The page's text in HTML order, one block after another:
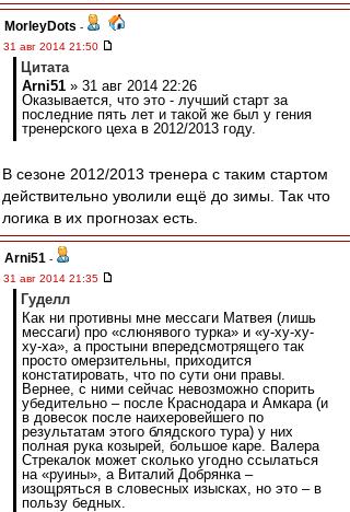
MorleyDots -
31 авг 2014 21:50
Цитата
Arni51 » 31 авг 2014 22:26
Оказывается, что это - лучший старт за
последние пять лет и такой же был у гения
тренерского цеха в 2012/2013 году.
В сезоне 2012/2013 тренера с таким стартом
действительно уволили ещё до зимы. Так что
логика в их прогнозах есть.
Arni51 -
31 авг 2014 21:35
Гуделл
Как ни противны мне мессаги Матвея (лишь
мессаги) про «слюнявого турка» и «у-ху-ху-
ху-ха», а простыни впередсмотрящего так
просто омерзительны, приходится
констатировать, что по сути они правы.
Вернее, с ними сейчас невозможно спорить
убедительно – после Краснодара и Амкара (и
в довесок после наихеровейшего по
результатам этого блядского тура) у них
полная рука козырей, большое каре. Валера
Стрекалок может сколько угодно ссылаться
на «руины», а Виталий Добрянка –
изощряться в словесных изысках, но это – в
пользу бедных.